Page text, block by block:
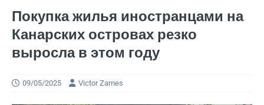
Покупка жилья иностранцами на
Канарских островах резко
выросла в этом году
09/05/2025 Victor Zames